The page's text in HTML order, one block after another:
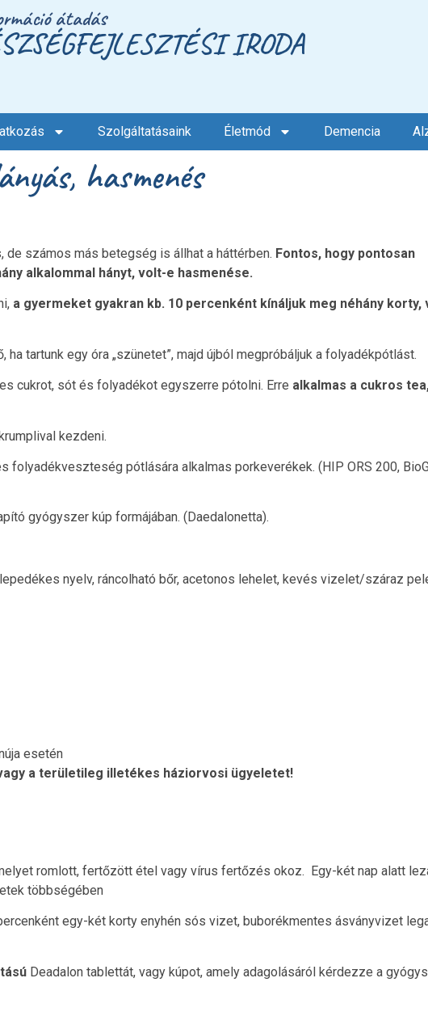
átadás
IRODA
Szolgáltatásaink Életmód Demencia
hasmenés
számos más betegség is állhat a háttérben. Fontos, hogy pontosan
alkalommal hányt, volt-e hasmenése.
a gyermeket gyakran kb. 10 percenként kínáljuk meg néhány korty,
tartunk egy óra „szünetet”, majd újból megpróbáljuk a folyadékpótlást.
cukrot, sót és folyadékot egyszerre pótolni. Erre alkalmas a cukros
kezdeni.
pótlására alkalmas porkeverékek. (HIP ORS 200,
gyógyszer kúp formájában. (Daedalonetta).
nyelv, ráncolható bőr, acetonos lehelet, kevés vizelet/száraz
esetén
a területileg illetékes háziorvosi ügyeletet!
romlott, fertőzött étel vagy vírus fertőzés okoz. Egy-két nap alatt
többségében
egy-két korty enyhén sós vizet, buborékmentes ásványvizet
Deadalon tablettát, vagy kúpot, amely adagolásáról kérdezze a